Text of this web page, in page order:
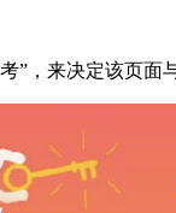
”，来决定该页